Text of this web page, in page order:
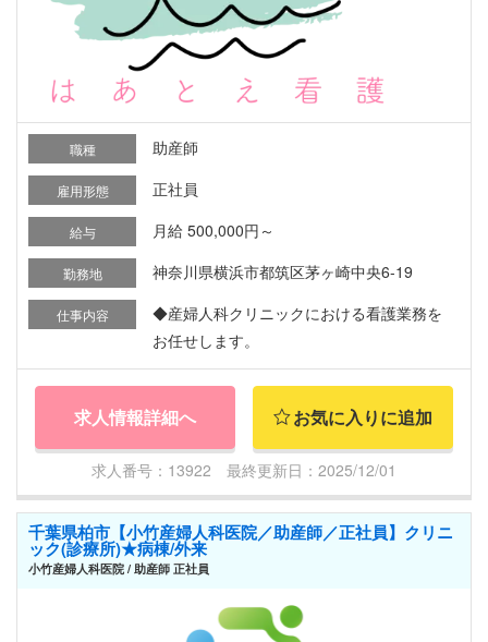
職種 助産師
雇用形態 正社員
給与 月給 500,000円～
勤務地 神奈川県横浜市都筑区茅ヶ崎中央6-19
仕事内容
◆産婦人科クリニックにおける看護業務を
お任せします。
求人情報詳細へ お気に入りに追加
求人番号：13922 最終更新日：2025/12/01
千葉県柏市【小竹産婦人科医院／助産師／正社員】クリニ
ック(診療所)★病棟/外来
小竹産婦人科医院 / 助産師 正社員